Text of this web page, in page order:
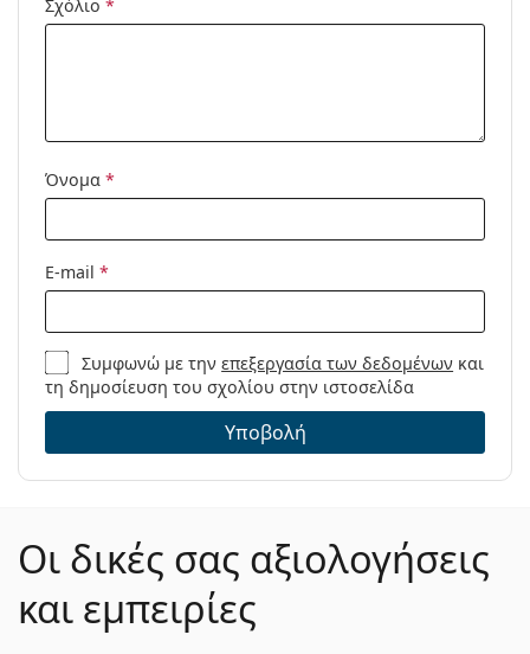
Προϊόντος /
Σχόλιο *
Όνομα *
E-mail *
Συμφωνώ με τηνεπεξεργασία των δεδομένων και
τη δημοσίευση του σχολίου στην ιστοσελίδα
Υποβολή
Οι δικές σας αξιολογήσεις
και εμπειρίες